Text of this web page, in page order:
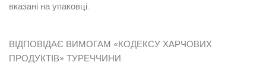
вказані на упаковці.
ВІДПОВІДАЄ ВИМОГАМ «КОДЕКСУ ХАРЧОВИХ
ПРОДУКТІВ» ТУРЕЧЧИНИ.